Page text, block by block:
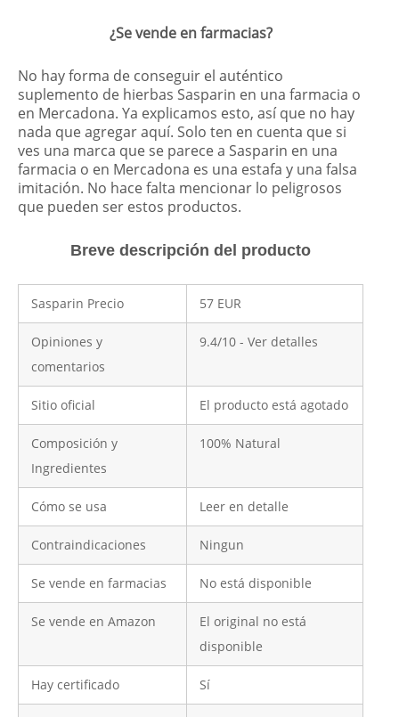
¿Se vende en farmacias?
No hay forma de conseguir el auténtico
suplemento de hierbas Sasparin en una farmacia o
en Mercadona. Ya explicamos esto, así que no hay
nada que agregar aquí. Solo ten en cuenta que si
ves una marca que se parece a Sasparin en una
farmacia o en Mercadona es una estafa y una falsa
imitación. No hace falta mencionar lo peligrosos
que pueden ser estos productos.
Breve descripción del producto
Sasparin Precio 57 EUR
Opiniones y
comentarios
9.4/10 - Ver detalles
Sitio oficial El producto está agotado
Composición y
Ingredientes
100% Natural
Cómo se usa Leer en detalle
Contraindicaciones Ningun
Se vende en farmacias No está disponible
Se vende en Amazon
El original no está
disponible
Hay certificado Sí